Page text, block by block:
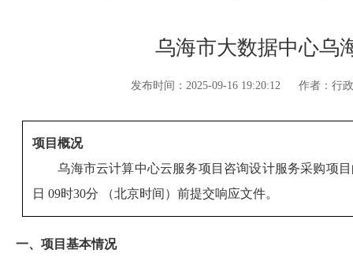
乌海市大数据中心乌
发布时间：2025-09-16 19:20:12 作者：行
项目概况
乌海市云计算中心云服务项目咨询设计服务采购项
日 09时30分
（北京时间）前提交响应文件。
一、项目基本情况